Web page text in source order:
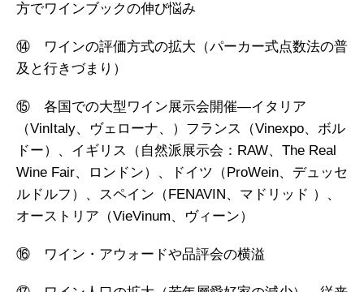
方でワインブックの伸び悩み
⑭ ワインの評価方式の拡大（パーカー式点数法の普
及と行きづまり）
⑮ 各国での大型ワイン展示会開催―イタリア
（VinItaly、ヴェローナ、）フランス（Vinexpo、ボル
ドー）、イギリス（自然派展示会：RAW、The Real
Wine Fair、ロンドン）、ドイツ（ProWein、デュッセ
ルドルフ）、スペイン（FENAVIN、マドリッド ）、
オーストリア（VieVinum、ヴィーン）
⑯ ワイン・アウォードや品評会の横溢